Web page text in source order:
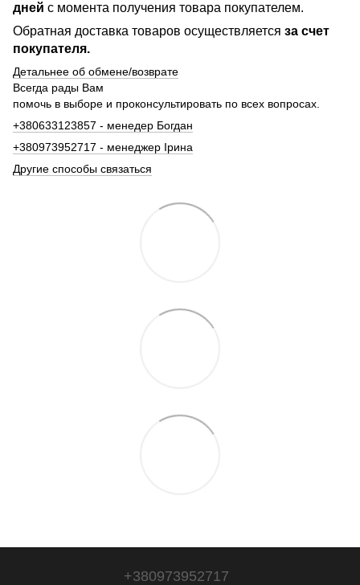
дней с момента получения товара покупателем.
Обратная доставка товаров осуществляется за счет
покупателя.
Детальнее об обмене/возврате
Всегда рады Вам
помочь в выборе и проконсультировать по всех вопросах.
+380633123857 - менедер Богдан
+380973952717 - менеджер Ірина
Другие способы связаться
+380973952717